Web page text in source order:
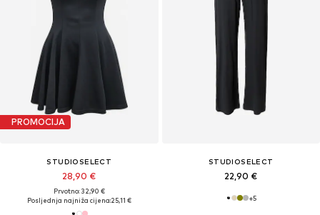
PROMOCIJA
STUDIOSELECT
28,90 €
Prvotno: 32,90 €
Posljednja najniža cijena:25,11 €
STUDIOSELECT
22,90 €
+5